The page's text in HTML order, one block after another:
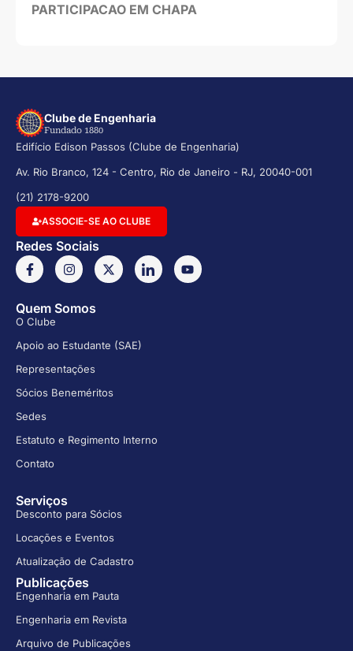
PARTICIPACAO EM CHAPA
Clube de Engenharia
Fundado 1880
Edifício Edison Passos (Clube de Engenharia)
Av. Rio Branco, 124 - Centro, Rio de Janeiro - RJ, 20040-001
(21) 2178-9200
ASSOCIE-SE AO CLUBE
Redes Sociais
Quem Somos
O Clube
Apoio ao Estudante (SAE)
Representações
Sócios Beneméritos
Sedes
Estatuto e Regimento Interno
Contato
Serviços
Desconto para Sócios
Locações e Eventos
Atualização de Cadastro
Publicações
Engenharia em Pauta
Engenharia em Revista
Arquivo de Publicações